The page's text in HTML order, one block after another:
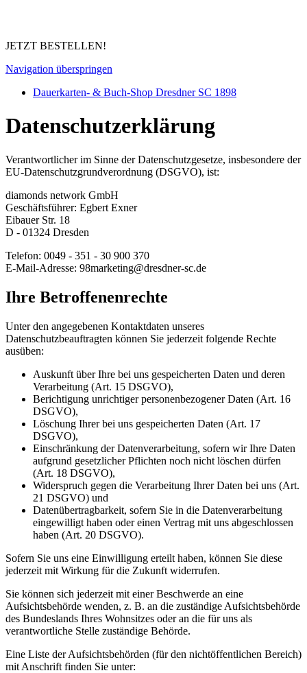
JETZT BESTELLEN!
Navigation überspringen
Dauerkarten- & Buch-Shop Dresdner SC 1898
Datenschutzerklärung
Verantwortlicher im Sinne der Datenschutzgesetze, insbesondere der
EU-Datenschutzgrundverordnung (DSGVO), ist:
diamonds network GmbH
Geschäftsführer: Egbert Exner
Eibauer Str. 18
D - 01324 Dresden
Telefon: 0049 - 351 - 30 900 370
E-Mail-Adresse: 98marketing@dresdner-sc.de
Ihre Betroffenenrechte
Unter den angegebenen Kontaktdaten unseres
Datenschutzbeauftragten können Sie jederzeit folgende Rechte
ausüben:
Auskunft über Ihre bei uns gespeicherten Daten und deren
Verarbeitung (Art. 15 DSGVO),
Berichtigung unrichtiger personenbezogener Daten (Art. 16
DSGVO),
Löschung Ihrer bei uns gespeicherten Daten (Art. 17
DSGVO),
Einschränkung der Datenverarbeitung, sofern wir Ihre Daten
aufgrund gesetzlicher Pflichten noch nicht löschen dürfen
(Art. 18 DSGVO),
Widerspruch gegen die Verarbeitung Ihrer Daten bei uns (Art.
21 DSGVO) und
Datenübertragbarkeit, sofern Sie in die Datenverarbeitung
eingewilligt haben oder einen Vertrag mit uns abgeschlossen
haben (Art. 20 DSGVO).
Sofern Sie uns eine Einwilligung erteilt haben, können Sie diese
jederzeit mit Wirkung für die Zukunft widerrufen.
Sie können sich jederzeit mit einer Beschwerde an eine
Aufsichtsbehörde wenden, z. B. an die zuständige Aufsichtsbehörde
des Bundeslands Ihres Wohnsitzes oder an die für uns als
verantwortliche Stelle zuständige Behörde.
Eine Liste der Aufsichtsbehörden (für den nichtöffentlichen Bereich)
mit Anschrift finden Sie unter: